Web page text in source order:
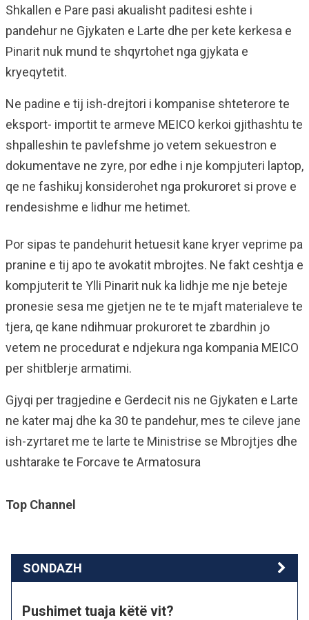
Shkallen e Pare pasi akualisht paditesi eshte i
pandehur ne Gjykaten e Larte dhe per kete kerkesa e
Pinarit nuk mund te shqyrtohet nga gjykata e
kryeqytetit.
Ne padine e tij ish-drejtori i kompanise shteterore te
eksport- importit te armeve MEICO kerkoi gjithashtu te
shpalleshin te pavlefshme jo vetem sekuestron e
dokumentave ne zyre, por edhe i nje kompjuteri laptop,
qe ne fashikuj konsiderohet nga prokuroret si prove e
rendesishme e lidhur me hetimet.
Por sipas te pandehurit hetuesit kane kryer veprime pa
pranine e tij apo te avokatit mbrojtes. Ne fakt ceshtja e
kompjuterit te Ylli Pinarit nuk ka lidhje me nje beteje
pronesie sesa me gjetjen ne te te mjaft materialeve te
tjera, qe kane ndihmuar prokuroret te zbardhin jo
vetem ne procedurat e ndjekura nga kompania MEICO
per shitblerje armatimi.
Gjyqi per tragjedine e Gerdecit nis ne Gjykaten e Larte
ne kater maj dhe ka 30 te pandehur, mes te cileve jane
ish-zyrtaret me te larte te Ministrise se Mbrojtjes dhe
ushtarake te Forcave te Armatosura
Top Channel
SONDAZH
Pushimet tuaja këtë vit?